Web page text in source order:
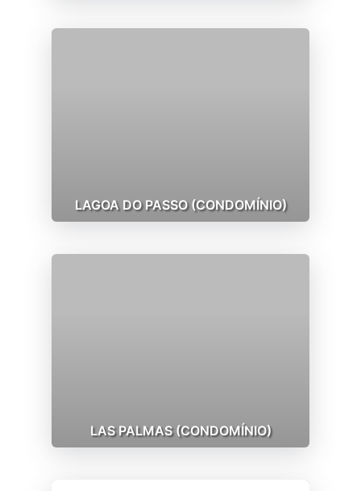
LAGOA DO PASSO (CONDOMÍNIO)
LAS PALMAS (CONDOMÍNIO)